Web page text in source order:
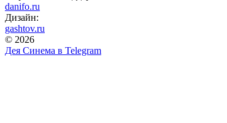
danifo.ru
Дизайн:
gashtov.ru
© 2026
Дея Синема в Telegram